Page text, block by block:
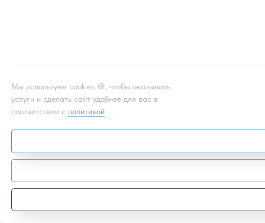
Мы используем cookies 🍪, чтобы оказывать
услуги и сделать сайт удобнее для вас в
соответствие с политикой